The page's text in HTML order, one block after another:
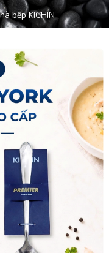
bếp KICHIN